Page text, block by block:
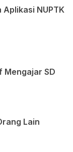
NUPTK
Mengajar SD
Lain